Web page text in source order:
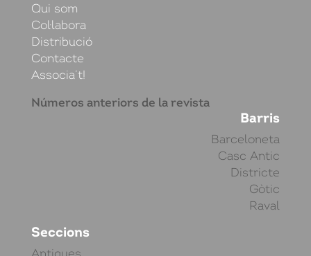
Qui som
Col·labora
Distribució
Contacte
Associa’t!
Números anteriors de la revista
Barris
Barceloneta
Casc Antic
Districte
Gòtic
Raval
Seccions